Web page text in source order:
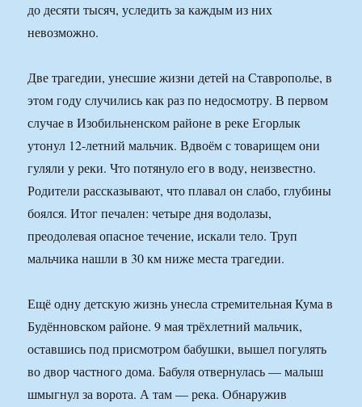
до десяти тысяч, уследить за каждым из них
невозможно.
Две трагедии, унесшие жизни детей на Ставрополье, в
этом году случились как раз по недосмотру. В первом
случае в Изобильненском районе в реке Егорлык
утонул 12-летний мальчик. Вдвоём с товарищем они
гуляли у реки. Что потянуло его в воду, неизвестно.
Родители рассказывают, что плавал он слабо, глубины
боялся. Итог печален: четыре дня водолазы,
преодолевая опасное течение, искали тело. Труп
мальчика нашли в 30 км ниже места трагедии.
Ещё одну детскую жизнь унесла стремительная Кума в
Будённовском районе. 9 мая трёхлетний мальчик,
оставшись под присмотром бабушки, вышел погулять
во двор частного дома. Бабуля отвернулась — малыш
шмыгнул за ворота. А там — река. Обнаружив